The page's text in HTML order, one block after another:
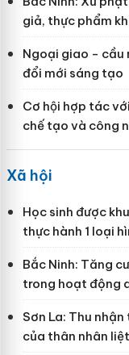
giả, thực phẩm
Ngoại giao - cầu
đổi mới sáng tạo
Cơ hội hợp tác
chế tạo và công
Xã hội
Học sinh được
thực hành 1 loại
Bắc Ninh: Tăng
trong hoạt động
Sơn La: Thu
của thân nhân